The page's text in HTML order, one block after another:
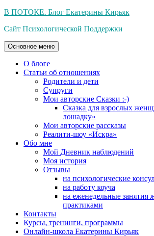
Перейти
содержимому
В ПОТОКЕ. Блог Екатерины Кирьяк
Сайт Психологической Поддержки
Основное меню
О блоге
Статьи об отношениях
Родители и дети
Супруги
Мои авторские Сказки :-)
Сказка для взрослых
лошадку»
Мои авторские рассказы
Реалити-шоу «Искра»
Обо мне
Мой Дневник наблюдений
Моя история
Отзывы
на психологические
на работу коуча
на еженедельные занятия
практиками
Контакты
Курсы, тренинги, программы
Онлайн-школа Екатерины Кирьяк